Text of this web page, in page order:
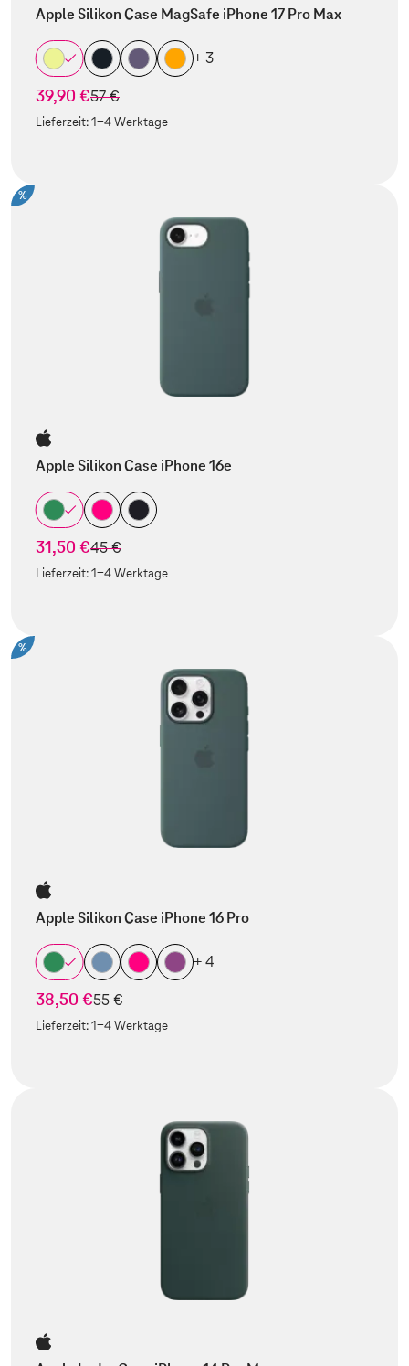
Apple Silikon Case MagSafe iPhone 17 Pro Max
+ 3
39,90 €statt
57 €
Lieferzeit:1-4 Werktage
%
Apple Silikon Case iPhone 16e
31,50 €statt
45 €
Lieferzeit:1-4 Werktage
%
Apple Silikon Case iPhone 16 Pro
+ 4
38,50 €statt
55 €
Lieferzeit:1-4 Werktage